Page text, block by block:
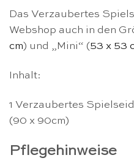
Das Verzaubertes
Webshop auch in den
cm) und „Mini“ (53 x 53
Inhalt:
1 Verzaubertes
(90 x 90cm)
Pflegehinweise